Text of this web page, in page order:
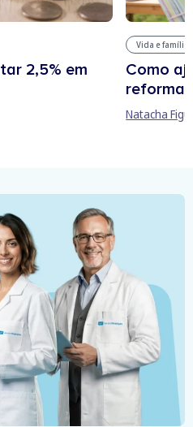
2,5% em
Vida e família
Como
reforma
Natacha